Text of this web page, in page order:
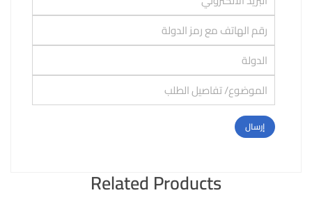
Related Products